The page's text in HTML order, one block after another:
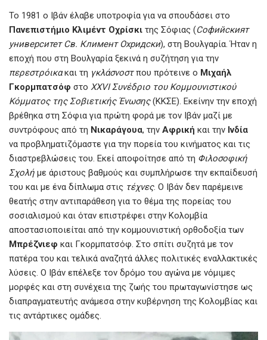
Το 1981 ο Ιβάν έλαβε υποτροφία για να σπουδάσει στο
Πανεπιστήμιο Κλιμέντ Οχρίσκι της Σόφιας (Софийският
университетСв. Климент Охридски), στη Βουλγαρία. Ήταν η
εποχή που στη Βουλγαρία ξεκινά η συζήτηση για την
περεστρόικακαι τη γκλάσνοστπου πρότεινε ο Μιχαήλ
Γκορμπατσόφ στο XXVIΣυνέδριο του Κομμουνιστικού
Κόμματος τηςΣοβιετικής Ένωσης(ΚΚΣΕ). Εκείνην την εποχή
βρέθηκα στη Σόφια για πρώτη φορά με τον Ιβάν μαζί με
συντρόφους από τη Νικαράγουα, την Αφρική και την Ινδία
να προβληματιζόμαστε για την πορεία του κινήματος και τις
διαστρεβλώσεις του. Εκεί αποφοίτησε από τη Φιλοσοφική
Σχολή με άριστους βαθμούς και συμπλήρωσε την εκπαίδευσή
του και με ένα δίπλωμα στις τέχνες. Ο Ιβάν δεν παρέμεινε
θεατής στην αντιπαράθεση για το θέμα της πορείας του
σοσιαλισμού και όταν επιστρέφει στην Κολομβία
αποστασιοποιείται από την κομμουνιστική ορθοδοξία των
Μπρέζνιεφ και Γκορμπατσόφ. Στο σπίτι συζητά με τον
πατέρα του και τελικά αναζητά άλλες πολιτικές εναλλακτικές
λύσεις. Ο Ιβάν επέλεξε τον δρόμο του αγώνα με νόμιμες
μορφές και στη συνέχεια της ζωής του πρωταγωνίστησε ως
διαπραγματευτής ανάμεσα στην κυβέρνηση της Κολομβίας και
τις αντάρτικες ομάδες.